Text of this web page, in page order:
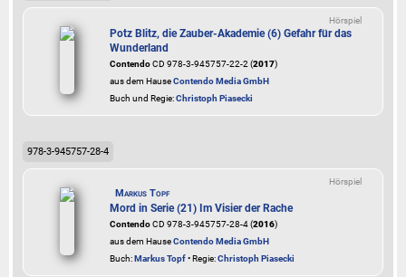
Hörspiel
Potz Blitz, die Zauber-Akademie (6) Gefahr für das
Wunderland
ContendoCD 978-3-945757-22-2 (2017)
aus dem HauseContendo Media GmbH
Buch und Regie:Christoph Piasecki
978-3-945757-28-4
Hörspiel
Markus Topf
Mord in Serie (21) Im Visier der Rache
ContendoCD 978-3-945757-28-4 (2016)
aus dem HauseContendo Media GmbH
Buch:Markus Topf• Regie:Christoph Piasecki